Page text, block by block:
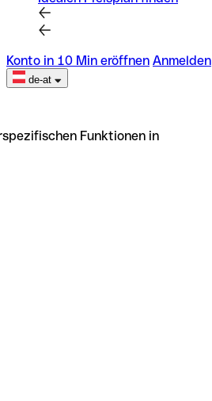
Konto in 10 Min eröffnen Anmelden
de-at
Funktionen in